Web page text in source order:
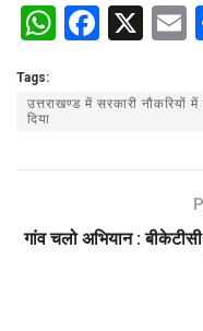
W
at
p
F
ce
k
X
Tags:
उत्तराखण्ड में सरकारी नौकरियों
दिया
गांव चलो अभियान :